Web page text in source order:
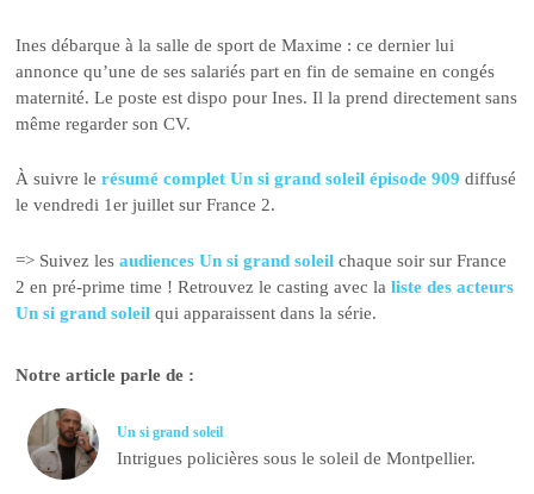
Ines débarque à la salle de sport de Maxime : ce dernier lui
annonce qu’une de ses salariés part en fin de semaine en congés
maternité. Le poste est dispo pour Ines. Il la prend directement sans
même regarder son CV.
À suivre lerésumé complet Un si grand soleil épisode 909 diffusé
le vendredi 1er juillet sur France 2.
=> Suivez lesaudiences Un si grand soleil chaque soir sur France
2 en pré-prime time ! Retrouvez le casting avec laliste des acteurs
Un si grand soleil qui apparaissent dans la série.
Notre article parle de :
Un si grand soleil
Intrigues policières sous le soleil de Montpellier.